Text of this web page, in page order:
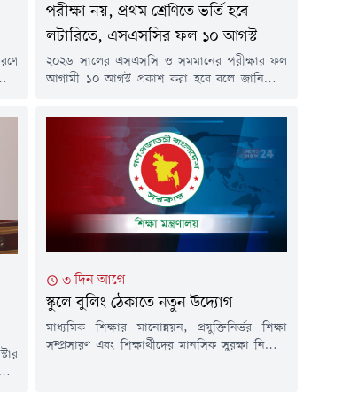
পরীক্ষা নয়, প্রথম শ্রেণিতে ভর্তি হবে
লটারিতে, এসএসসির ফল ১০ আগস্ট
২০২৬ সালের এসএসসি ও সমমানের পরীক্ষার ফল
আগামী ১০ আগস্ট প্রকাশ করা হবে বলে জানিয়েছে
প্রথম শ্রেণিতে ভর্তি পরীক্ষার ব্যবস্থা থাকছে না।
লটারির মাধ্যমে প্রথম শ্রেণিতে শিক্ষার্থী ভর্তি করা হবে
বলে জানানো হয়েছে।বৃহস্পতিবার (৬ আগস্ট) শিক্ষা
মন্ত্রণালয়ের এক সংবাদ বিজ্ঞপ্তিতে এ তথ্য জানানো
হয়।বিজ্ঞপ্তিতে...
৩ দিন আগে
স্কুলে বুলিং ঠেকাতে নতুন উদ্যোগ
মাধ্যমিক শিক্ষার মানোন্নয়ন, প্রযুক্তিনির্ভর শিক্ষা
সম্প্রসারণ এবং শিক্ষার্থীদের মানসিক সুরক্ষা নিশ্চিত